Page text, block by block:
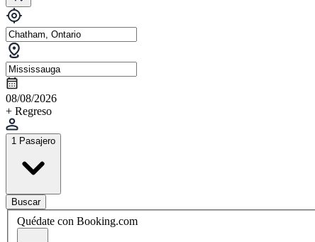
08/08/2026
+ Regreso
1 Pasajero
Buscar
Quédate con Booking.com